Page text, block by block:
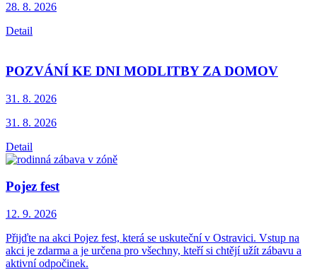
28. 8. 2026
Detail
POZVÁNÍ KE DNI MODLITBY ZA DOMOV
31. 8. 2026
31. 8. 2026
Detail
Pojez fest
12. 9. 2026
Přijďte na akci Pojez fest, která se uskuteční v Ostravici. Vstup na
akci je zdarma a je určena pro všechny, kteří si chtějí užít zábavu a
aktivní odpočinek.